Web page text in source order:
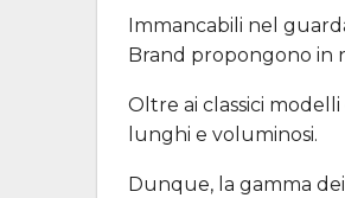
Immancabili nel
Brand propongono in
Oltre ai classici
lunghi e voluminosi.
Dunque, la gamma dei